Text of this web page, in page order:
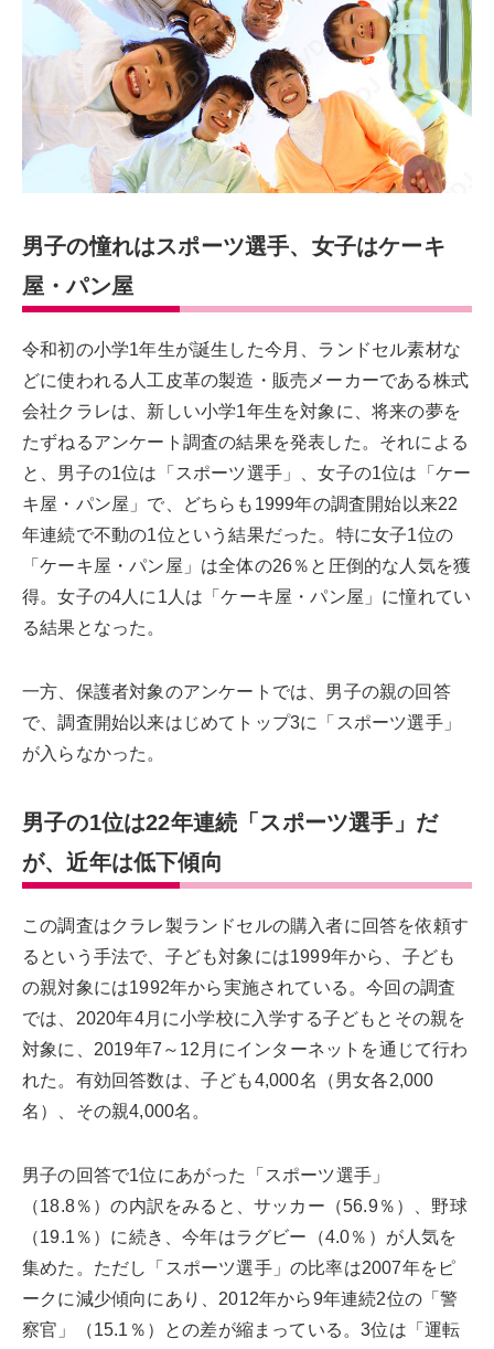
男子の憧れはスポーツ選手、女子はケーキ
屋・パン屋
令和初の小学1年生が誕生した今月、ランドセル素材な
どに使われる人工皮革の製造・販売メーカーである株式
会社クラレは、新しい小学1年生を対象に、将来の夢を
たずねるアンケート調査の結果を発表した。それによる
と、男子の1位は「スポーツ選手」、女子の1位は「ケー
キ屋・パン屋」で、どちらも1999年の調査開始以来22
年連続で不動の1位という結果だった。特に女子1位の
「ケーキ屋・パン屋」は全体の26％と圧倒的な人気を獲
得。女子の4人に1人は「ケーキ屋・パン屋」に憧れてい
る結果となった。
一方、保護者対象のアンケートでは、男子の親の回答
で、調査開始以来はじめてトップ3に「スポーツ選手」
が入らなかった。
男子の1位は22年連続「スポーツ選手」だ
が、近年は低下傾向
この調査はクラレ製ランドセルの購入者に回答を依頼す
るという手法で、子ども対象には1999年から、子ども
の親対象には1992年から実施されている。今回の調査
では、2020年4月に小学校に入学する子どもとその親を
対象に、2019年7～12月にインターネットを通じて行わ
れた。有効回答数は、子ども4,000名（男女各2,000
名）、その親4,000名。
男子の回答で1位にあがった「スポーツ選手」
（18.8％）の内訳をみると、サッカー（56.9％）、野球
（19.1％）に続き、今年はラグビー（4.0％）が人気を
集めた。ただし「スポーツ選手」の比率は2007年をピ
ークに減少傾向にあり、2012年から9年連続2位の「警
察官」（15.1％）との差が縮まっている。3位は「運転